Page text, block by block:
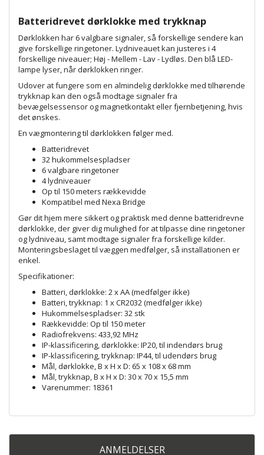
Batteridrevet dørklokke med trykknap
Dørklokken har 6 valgbare signaler, så forskellige sendere kan
give forskellige ringetoner. Lydniveauet kan justeres i 4
forskellige niveauer; Høj - Mellem - Lav - Lydløs. Den blå LED-
lampe lyser, når dørklokken ringer.
Udover at fungere som en almindelig dørklokke med tilhørende
trykknap kan den også modtage signaler fra
bevægelsessensor og magnetkontakt eller fjernbetjening, hvis
det ønskes.
En vægmontering til dørklokken følger med.
Batteridrevet
32 hukommelsespladser
6 valgbare ringetoner
4 lydniveauer
Op til 150 meters rækkevidde
Kompatibel med Nexa Bridge
Gør dit hjem mere sikkert og praktisk med denne batteridrevne
dørklokke, der giver dig mulighed for at tilpasse dine ringetoner
og lydniveau, samt modtage signaler fra forskellige kilder.
Monteringsbeslaget til væggen medfølger, så installationen er
enkel.
Specifikationer:
Batteri, dørklokke: 2 x AA (medfølger ikke)
Batteri, trykknap: 1 x CR2032 (medfølger ikke)
Hukommelsespladser: 32 stk
Rækkevidde: Op til 150 meter
Radiofrekvens: 433,92 MHz
IP-klassificering, dørklokke: IP20, til indendørs brug
IP-klassificering, trykknap: IP44, til udendørs brug
Mål, dørklokke, B x H x D: 65 x 108 x 68 mm
Mål, trykknap, B x H x D: 30 x 70 x 15,5 mm
Varenummer: 18361
ANMELDELSER